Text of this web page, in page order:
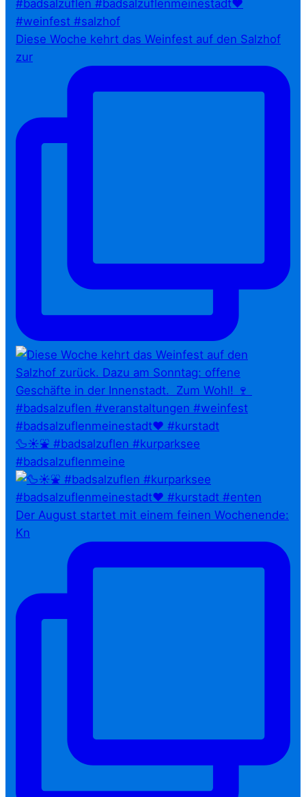
Diese Woche kehrt das Weinfest auf den Salzhof
zur
🦆☀️⛲ #badsalzuflen #kurparksee
#badsalzuflenmeine
Der August startet mit einem feinen Wochenende:
Kn